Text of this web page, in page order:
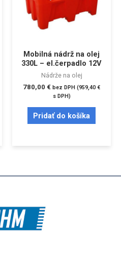
Mobilná nádrž na olej
330L – el.čerpadlo 12V
Nádrže na olej
780,00 € bez DPH (959,40€
s DPH)
Pridať do košíka